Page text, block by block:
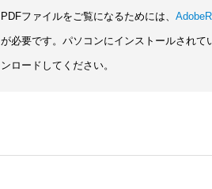
PDFファイルをご覧になるためには、
が必要です。パソコンにインストールされ
ンロードしてください。